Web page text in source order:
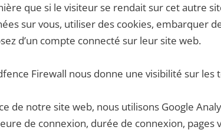
que si le visiteur se rendait sur cet autre
sur vous, utiliser des cookies, embarquer
d’un compte connecté sur leur site web.
Firewall nous donne une visibilité sur
de notre site web, nous utilisons Google
de connexion, durée de connexion,